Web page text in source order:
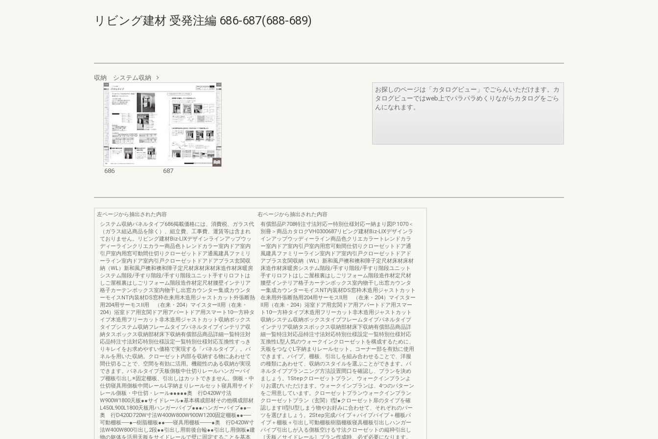
リビング建材 受発注編 686-687(688-689)
収納 システム収納
686 687
お探しのページは「カタログビュー」でごらんいただけます。カ
タログビューではweb上でパラパラめくりながらカタログをごら
んになれます。
左ページから抽出された内容
システム収納パネルタイプ686掲載価格には、消費税、ガラス代
（ガラス組込商品を除く）、組立費、工事費、運賃等は含まれ
ておりません。リビング建材Biz-LIXデザインラインアップウッ
ディーラインクリエカラー商品色トレンドカラー室内ドア室内
引戸室内用窓可動間仕切りクローゼットドア通風建具ファミリ
ーライン室内ドア室内引戸クローゼットドアドアプラス玄関収
納（WL）新和風戸襖和襖和障子定尺材床材床材床造作材床暖房
システム階段/手すり階段/手すり階段ユニット手すりロフトは
しご屋根裏はしごリフォーム階段造作材定尺材腰壁インテリア
格子カーテンボックス室内物干し出窓カウンター集成カウンタ
ーモイスNT内装材DS窓枠在来用木造用ジャストカット外張断熱
用204用サーモスⅡ用 （在来・204）マイスターⅡ用（在来・
204）浴室ドア用玄関ドア用アパートドア用スマート10一方枠タ
イプ木造用フリーカット非木造用ジャストカット収納ボックス
タイプシステム収納フレームタイプパネルタイプインテリア収
納タスボックス収納部材床下収納有償部品商品詳細一覧特注対
応品特注寸法対応特別仕様設定一覧特別仕様対応互換性すっき
りキレイをお求めやすい価格で実現する「パネルタイプ」。パ
ネルを用いた収納。クローゼット内部を収納する物にあわせて
間仕切ることで、空間を有効に活用。機能性のある収納が実現
できます。パネルタイプ天板側板中仕切りレールハンガーパイ
プ棚板引出し※固定棚板、引出しはカットできません。側板・中
仕切寝具用側板中間レールL字納まりレールセット寝具用サイド
レール側板・中仕切・レール●●●●●奥 行D420W寸法
W900W1800天板●●サイドレール●基本構成部材その他構成部材
L450L900L1800天板用ハンガーパイプ●●●ハンガーパイプ●●─
奥 行D420D720W寸法W400W800W900W1200固定棚板●●──
可動棚板──●─樹脂棚板●●──寝具用棚板───●奥 行D420W寸
法W400W800引出し2段●●引出し用前後台輪●●引出し用側板●建
物の躯体を活用天板をサイドレールで壁に固定することを基本
右ページから抽出された内容
有償部品P.708特注寸法対応ー特別仕様対応ー納まり図P.1070＜
別冊＞商品カタログVH0300687リビング建材Biz-LIXデザインラ
インアップウッディーライン商品色クリエカラートレンドカラ
ー室内ドア室内引戸室内用窓可動間仕切りクローゼットドア通
風建具ファミリーライン室内ドア室内引戸クローゼットドアド
アプラス玄関収納（WL）新和風戸襖和襖和障子定尺材床材床材
床造作材床暖房システム階段/手すり階段/手すり階段ユニット
手すりロフトはしご屋根裏はしごリフォーム階段造作材定尺材
腰壁インテリア格子カーテンボックス室内物干し出窓カウンタ
ー集成カウンターモイスNT内装材DS窓枠木造用ジャストカット
在来用外張断熱用204用サーモスⅡ用 （在来・204）マイスター
Ⅱ用（在来・204）浴室ドア用玄関ドア用アパートドア用スマー
ト10一方枠タイプ木造用フリーカット非木造用ジャストカット
収納システム収納ボックスタイプフレームタイプパネルタイプ
インテリア収納タスボックス収納部材床下収納有償部品商品詳
細一覧特注対応品特注寸法対応特別仕様設定一覧特別仕様対応
互換性L型人気のウォークインクローゼットを構成するために、
天板をつなぐL字納まりレールセット。コーナー部を有効に使用
できます。パイプ、棚板、引出しを組み合わせることで、洋服
の種類にあわせて、収納のスタイルを選ぶことができます。パ
ネルタイププランニング方法設置間口を確認し、プランを決め
ましょう。1Stepクローゼットプラン、ウォークインプランよ
りお選びいただけます。ウォークインプランは、4つのパターン
をご用意しています。クローゼットプランウォークインプラン
クローゼットプラン（玄関）Ⅰ型●クローゼット扉のタイプを確
認しますⅡ型U型しまう物やお好みに合わせて、それぞれのパー
ツを選びましょう。2Step完成パイプ＋パイプパイプ＋棚板パ
イプ＋棚板＋引出し可動棚板樹脂棚板寝具棚板引出しハンガー
パイプ引出しが入る側板空ける寸法クローゼットの縦枠引出し
［天板／サイドレール］プラン作成時、必ず必要になります。